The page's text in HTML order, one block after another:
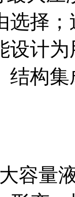
选择
设计
结构
容量